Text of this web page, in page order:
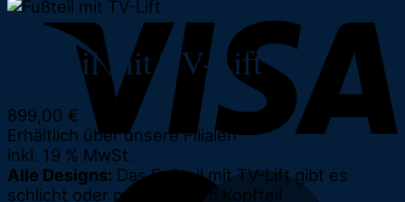
Fußteil mit TV-Lift
899,00 €
Erhältlich über unsere Filialen
inkl. 19 % MwSt.
Alle Designs: Das Fußteil mit TV-Lift gibt es
schlicht oder passend zum Kopfteil